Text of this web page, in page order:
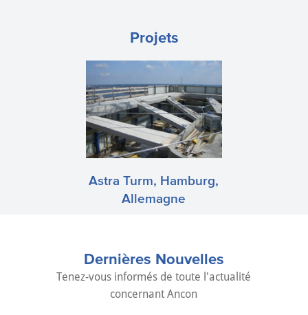
Projets
Astra Turm, Hamburg,
Allemagne
Dernières Nouvelles
Tenez-vous informés de toute l'actualité
concernant Ancon